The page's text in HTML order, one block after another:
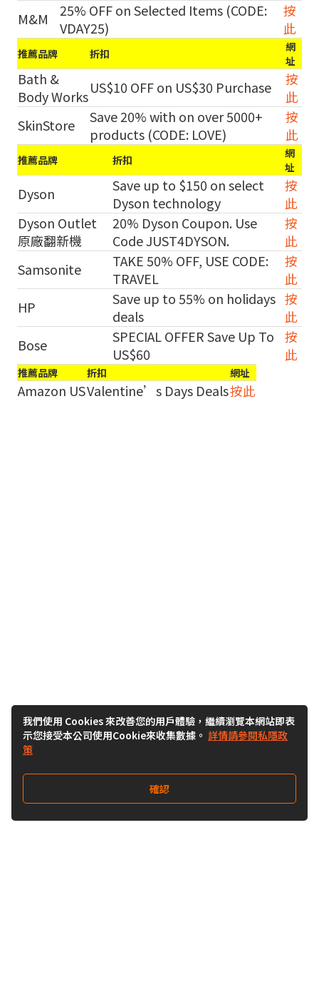
M&M
25% OFF on Selected Items (CODE:
VDAY25)
按
此
推薦品牌 折扣
網
址
Bath &
Body WorksUS$10 OFF on US$30 Purchase
按
此
SkinStore
Save 20% with on over 5000+
products (CODE: LOVE)
按
此
推薦品牌 折扣
網
址
Dyson
Save up to $150 on select
Dyson technology
按
此
Dyson Outlet
原廠翻新機
20% Dyson Coupon. Use
Code JUST4DYSON.
按
此
Samsonite
TAKE 50% OFF, USE CODE:
TRAVEL
按
此
HP
Save up to 55% on holidays
deals
按
此
Bose
SPECIAL OFFER Save Up To
US$60
按
此
推薦品牌 折扣 網址
Amazon USValentine’s Days Deals按此
我們使用 Cookies 來改善您的用戶體驗，繼續瀏覽本網站即表
示您接受本公司使用Cookie來收集數據。 詳情請參閱私隱政
策
確認